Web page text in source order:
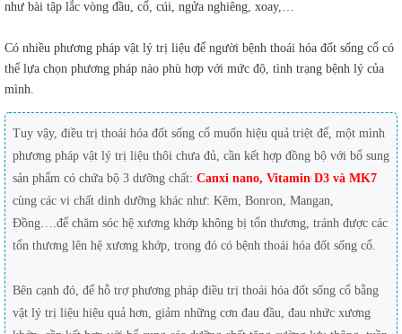
như bài tập lắc vòng đầu, cổ, cúi, ngửa nghiêng, xoay,…
Có nhiều phương pháp vật lý trị liệu để người bệnh thoái hóa đốt sống cổ có
thể lựa chọn phương pháp nào phù hợp với mức độ, tình trạng bệnh lý của
mình.
Tuy vậy, điều trị thoái hóa đốt sống cổ muốn hiệu quả triệt để, một mình
phương pháp vật lý trị liệu thôi chưa đủ, cần kết hợp đồng bộ với bổ sung
sản phẩm có chứa bộ 3 dưỡng chất: Canxi nano, Vitamin D3 và MK7
cùng các vi chất dinh dưỡng khác như: Kẽm, Bonron, Mangan,
Đồng….để chăm sóc hệ xương khớp không bị tổn thương, tránh được các
tổn thương lên hệ xương khớp, trong đó có bệnh thoái hóa đốt sống cổ.
Bên cạnh đó, để hỗ trợ phương pháp điều trị thoái hóa đốt sống cổ bằng
vật lý trị liệu hiệu quả hơn, giảm những cơn đau đầu, đau nhức xương